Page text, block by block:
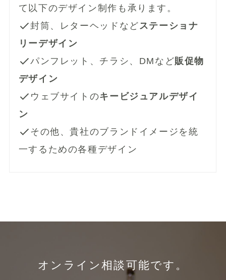
て以下のデザイン制作も承ります。
封筒、レターヘッドなどステーショナ
リーデザイン
パンフレット、チラシ、DMなど販促物
デザイン
ウェブサイトのキービジュアルデザイ
ン
その他、貴社のブランドイメージを統
一するための各種デザイン
オンライン相談可能です。